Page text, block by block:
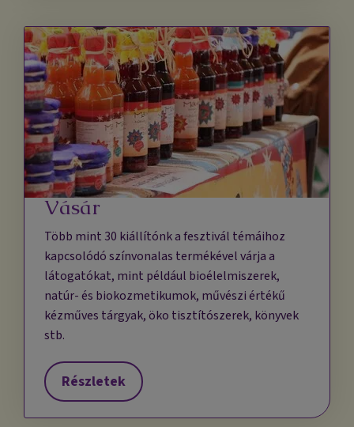
Vásár
Több mint 30 kiállítónk a fesztivál témáihoz
kapcsolódó színvonalas termékével várja a
látogatókat, mint például bioélelmiszerek,
natúr- és biokozmetikumok, művészi értékű
kézműves tárgyak, öko tisztítószerek, könyvek
stb.
Részletek